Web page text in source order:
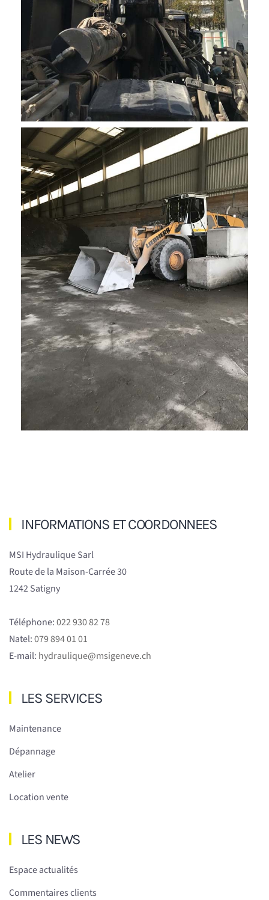
INFORMATIONS ET COORDONNEES
MSI Hydraulique Sarl
Route de la Maison-Carrée 30
1242 Satigny
Téléphone:022 930 82 78
Natel:079 894 01 01
E-mail: hydraulique@msigeneve.ch
LES SERVICES
Maintenance
Dépannage
Atelier
Location vente
LES NEWS
Espace actualités
Commentaires clients